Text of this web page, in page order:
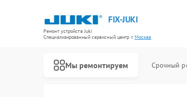
FIX-JUKI
Ремонт устройств Juki
Специализированный cервисный центр г.Москва
Мы ремонтируем Срочный